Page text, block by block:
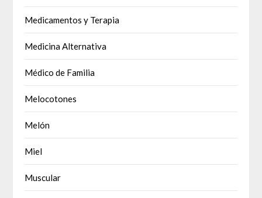
Medicamentos y Terapia
Medicina Alternativa
Médico de Familia
Melocotones
Melón
Miel
Muscular